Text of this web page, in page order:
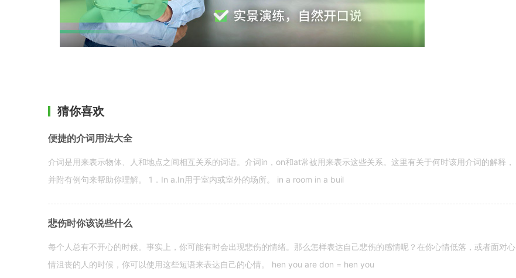
猜你喜欢
便捷的介词用法大全
介词是用来表示物体、人和地点之间相互关系的词语。介词in，on和at常被用来表示这些关系。这里有关于何时该用介词的解释，
并附有例句来帮助你理解。 1．In a.In用于室内或室外的场所。 in a room in a buil
悲伤时你该说些什么
每个人总有不开心的时候。事实上，你可能有时会出现悲伤的情绪。那么怎样表达自己悲伤的感情呢？在你心情低落，或者面对心
情沮丧的人的时候，你可以使用这些短语来表达自己的心情。 hen you are don = hen you